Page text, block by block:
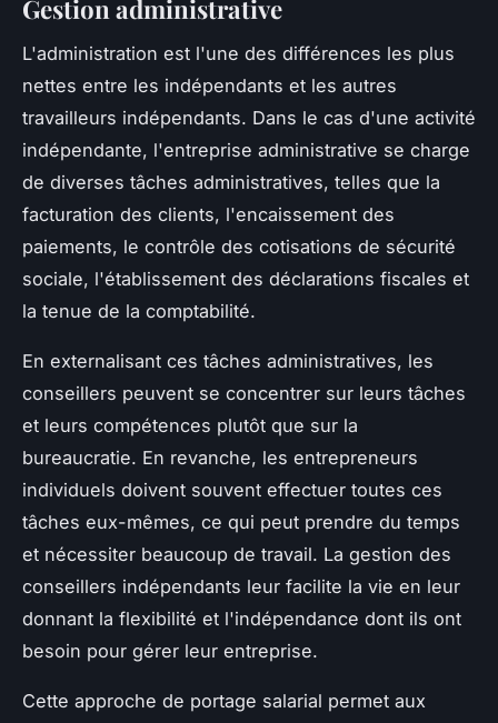
Gestion administrative
L'administration est l'une des différences les plus
nettes entre les indépendants et les autres
travailleurs indépendants. Dans le cas d'une activité
indépendante, l'entreprise administrative se charge
de diverses tâches administratives, telles que la
facturation des clients, l'encaissement des
paiements, le contrôle des cotisations de sécurité
sociale, l'établissement des déclarations fiscales et
la tenue de la comptabilité.
En externalisant ces tâches administratives, les
conseillers peuvent se concentrer sur leurs tâches
et leurs compétences plutôt que sur la
bureaucratie. En revanche, les entrepreneurs
individuels doivent souvent effectuer toutes ces
tâches eux-mêmes, ce qui peut prendre du temps
et nécessiter beaucoup de travail. La gestion des
conseillers indépendants leur facilite la vie en leur
donnant la flexibilité et l'indépendance dont ils ont
besoin pour gérer leur entreprise.
Cette approche de portage salarial permet aux